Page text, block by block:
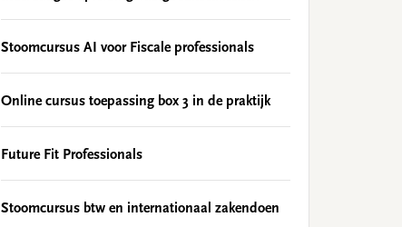
Stoomcursus AI voor Fiscale professionals
Online cursus toepassing box 3 in de praktijk
Future Fit Professionals
Stoomcursus btw en internationaal zakendoen